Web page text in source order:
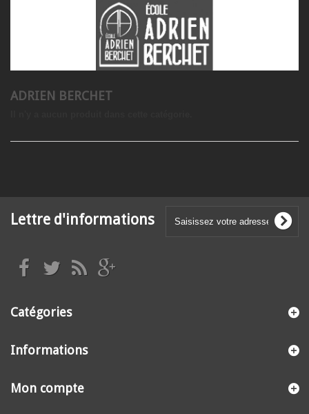
ADRIEN BERCHET
Lettre d'informations
Catégories
Informations
Mon compte